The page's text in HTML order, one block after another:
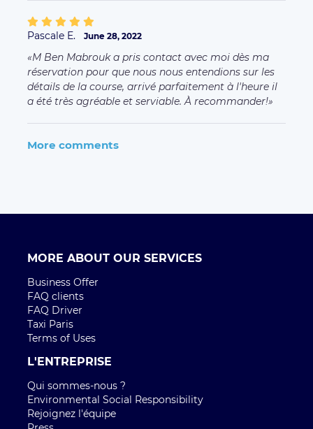
Pascale E. June 28, 2022
M Ben Mabrouk a pris contact avec moi dès ma
réservation pour que nous nous entendions sur les
détails de la course, arrivé parfaitement à l'heure il
a été très agréable et serviable. À recommander!
More comments
MORE ABOUT OUR SERVICES
Business Offer
FAQ clients
FAQ Driver
Taxi Paris
Terms of Uses
L'ENTREPRISE
Qui sommes-nous ?
Environmental Social Responsibility
Rejoignez l'équipe